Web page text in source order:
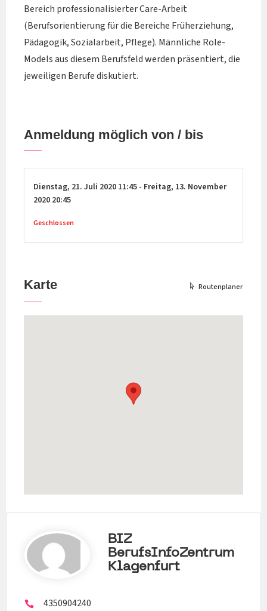
Bereich professionalisierter Care-Arbeit
(Berufsorientierung für die Bereiche Früherziehung,
Pädagogik, Sozialarbeit, Pflege). Männliche Role-
Models aus diesem Berufsfeld werden präsentiert, die
jeweiligen Berufe diskutiert.
Anmeldung möglich von / bis
Dienstag, 21. Juli 2020 11:45 - Freitag, 13. November
2020 20:45
Geschlossen
Karte Routenplaner
BIZ
BerufsInfoZentrum
Klagenfurt
4350904240